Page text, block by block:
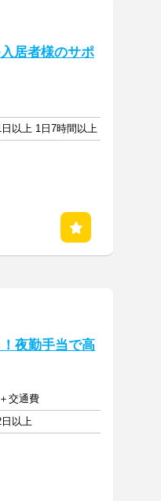
居者様のサポ
以上 1日7時間以上
夜勤手当で高
交通費
以上